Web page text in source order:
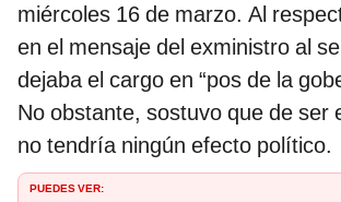
miércoles 16 de marzo. Al
en el mensaje del exministro al
dejaba el cargo en “pos de la
No obstante, sostuvo que de ser
no tendría ningún efecto político.
PUEDES VER: